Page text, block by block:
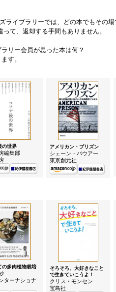
ライブラリーでは、どの本でもその
て、返却する手間もありません。
リー会員が思った本は何？
す。
の世界
編集部
アメリカン・プリズン
シェーン・バウアー
東京創元社
の多肉植物栽培
ターナショナ
そろそろ、大好きなこと
で生きていこうよ！
クリス・モンセン
宝島社